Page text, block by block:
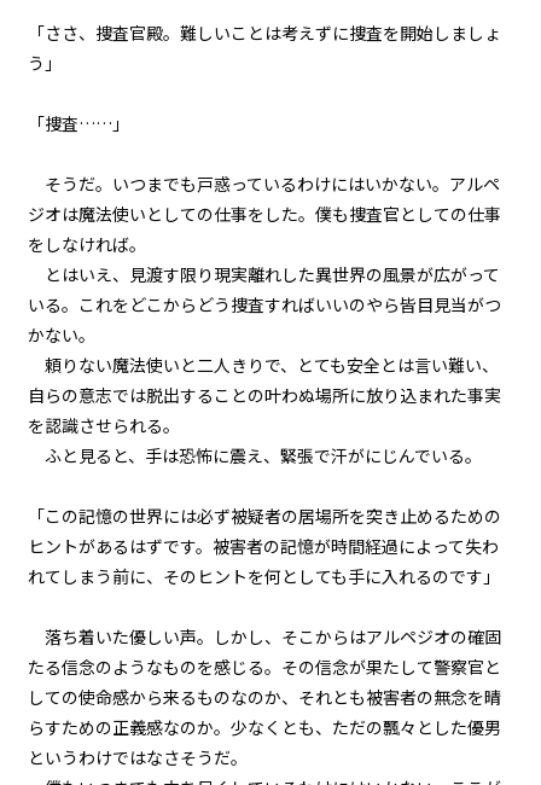
第２話
『Monsters（怪物たち）』＜６
＞
『Monsters（怪物たち）』＜７
＞
第２話
『Monsters（怪物たち）』＜８
＞
第２話
＞
第２話
第２話
『Monsters（怪物たち）』＜１
１＞
第２話
「ささ、捜査官殿。難しいことは考えずに捜査を開始しましょ
う」
「捜査……」
そうだ。いつまでも戸惑っているわけにはいかない。アルペ
ジオは魔法使いとしての仕事をした。僕も捜査官としての仕事
をしなければ。
とはいえ、見渡す限り現実離れした異世界の風景が広がって
いる。これをどこからどう捜査すればいいのやら皆目見当がつ
かない。
頼りない魔法使いと二人きりで、とても安全とは言い難い、
自らの意志では脱出することの叶わぬ場所に放り込まれた事実
を認識させられる。
ふと見ると、手は恐怖に震え、緊張で汗がにじんでいる。
「この記憶の世界には必ず被疑者の居場所を突き止めるための
ヒントがあるはずです。被害者の記憶が時間経過によって失わ
れてしまう前に、そのヒントを何としても手に入れるのです」
落ち着いた優しい声。しかし、そこからはアルペジオの確固
たる信念のようなものを感じる。その信念が果たして警察官と
しての使命感から来るものなのか、それとも被害者の無念を晴
らすための正義感なのか。少なくとも、ただの飄々とした優男
というわけではなさそうだ。